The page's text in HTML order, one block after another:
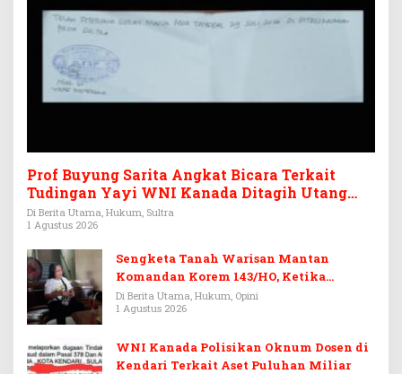
Prof Buyung Sarita Angkat Bicara Terkait
Tudingan Yayi WNI Kanada Ditagih Utang
Rp3,6 Miliar
Di Berita Utama, Hukum, Sultra
1 Agustus 2026
Sengketa Tanah Warisan Mantan
Komandan Korem 143/HO, Ketika
Warisan Menjadi Arena Pemerasan
Di Berita Utama, Hukum, Opini
1 Agustus 2026
WNI Kanada Polisikan Oknum Dosen di
Kendari Terkait Aset Puluhan Miliar